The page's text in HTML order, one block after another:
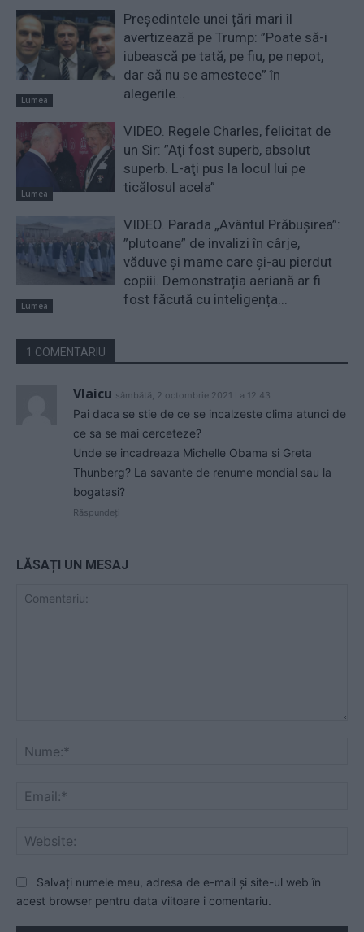
Lumea
Președintele unei țări mari îl
avertizează pe Trump: ”Poate să-i
iubească pe tată, pe fiu, pe nepot,
dar să nu se amestece” în
alegerile...
Lumea
VIDEO. Regele Charles, felicitat de
un Sir: ”Aţi fost superb, absolut
superb. L-aţi pus la locul lui pe
ticălosul acela”
Lumea
VIDEO. Parada „Avântul Prăbușirea”:
”plutoane” de invalizi în cârje,
văduve și mame care și-au pierdut
copiii. Demonstrația aeriană ar fi
fost făcută cu inteligența...
1 COMENTARIU
Vlaicu sâmbătă, 2 octombrie 2021 La 12.43
Pai daca se stie de ce se incalzeste clima atunci de
ce sa se mai cerceteze?
Unde se incadreaza Michelle Obama si Greta
Thunberg? La savante de renume mondial sau la
bogatasi?
Răspundeți
LĂSAȚI UN MESAJ
Salvați numele meu, adresa de e-mail și site-ul web în
acest browser pentru data viitoare i comentariu.